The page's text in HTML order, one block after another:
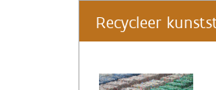
Recycleer